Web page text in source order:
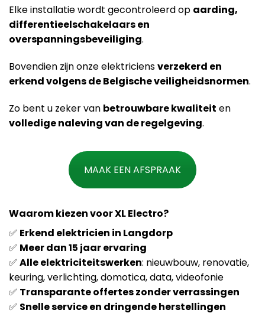
Elke installatie wordt gecontroleerd op aarding,
differentieelschakelaars en
overspanningsbeveiliging.
Bovendien zijn onze elektriciensverzekerd en
erkend volgens de Belgische veiligheidsnormen.
Zo bent u zeker van betrouwbare kwaliteit en
volledige naleving van de regelgeving.
MAAK EEN AFSPRAAK
Waarom kiezen voor XL Electro?
✅ Erkend elektricien in Langdorp
✅ Meer dan 15 jaar ervaring
✅ Alle elektriciteitswerken: nieuwbouw, renovatie,
keuring, verlichting, domotica, data, videofonie
✅ Transparante offertes zonder verrassingen
✅ Snelle service en dringende herstellingen